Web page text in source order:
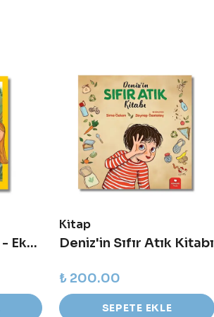
Türetici Çocuklar - Ekolojik Yaşam Rehberi
Kitap
Deniz'in Sıfır Atık Kitabı
₺ 200.00
SEPETE EKLE